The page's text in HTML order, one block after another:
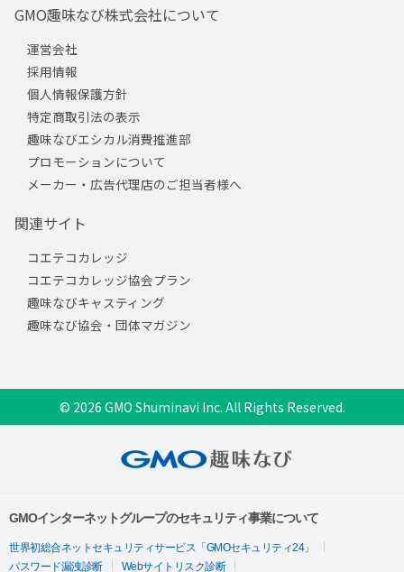
GMO趣味なび株式会社について
運営会社
採用情報
個人情報保護方針
特定商取引法の表示
趣味なびエシカル消費推進部
プロモーションについて
メーカー・広告代理店のご担当者様へ
関連サイト
コエテコカレッジ
コエテコカレッジ協会プラン
趣味なびキャスティング
趣味なび協会・団体マガジン
© 2026 GMO Shuminavi Inc. All Rights Reserved.